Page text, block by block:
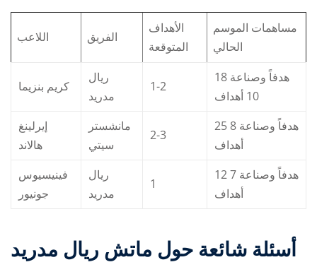
اللاعب الفريق
الأهداف
المتوقعة
مساهمات الموسم
الحالي
كريم بنزيما
ريال
مدريد
1-2
18 هدفاً وصناعة
10 أهداف
إيرلينغ
هالاند
مانشستر
سيتي
2-3
25 هدفاً وصناعة 8
أهداف
فينيسيوس
جونيور
ريال
مدريد
1
12 هدفاً وصناعة 7
أهداف
أسئلة شائعة حول ماتش ريال مدريد